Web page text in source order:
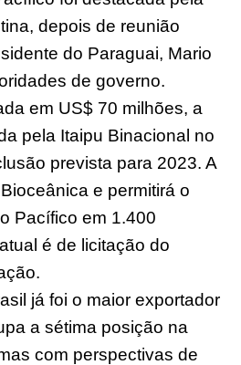
depois de reunião
do Paraguai, Mario
de governo.
em US$ 70 milhões, a
pela Itaipu Binacional no
prevista para 2023. A
e permitirá o
Pacífico em 1.400
é de licitação do
já foi o maior exportador
a sétima posição na
com perspectivas de